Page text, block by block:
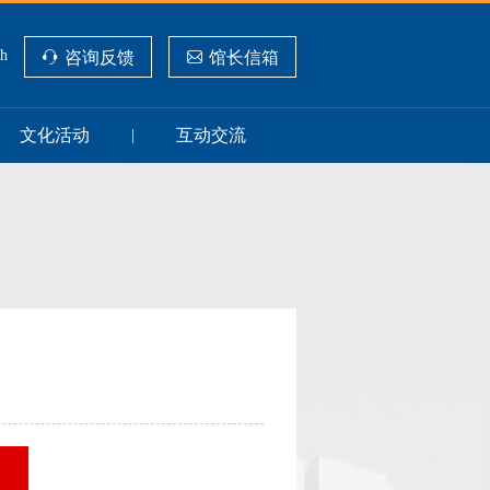
馆长信箱
咨询反馈
文化活动 互动交流